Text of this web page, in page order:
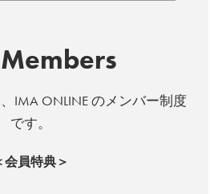
、IMA ONLINE のメンバー制度
です。
会員特典＞